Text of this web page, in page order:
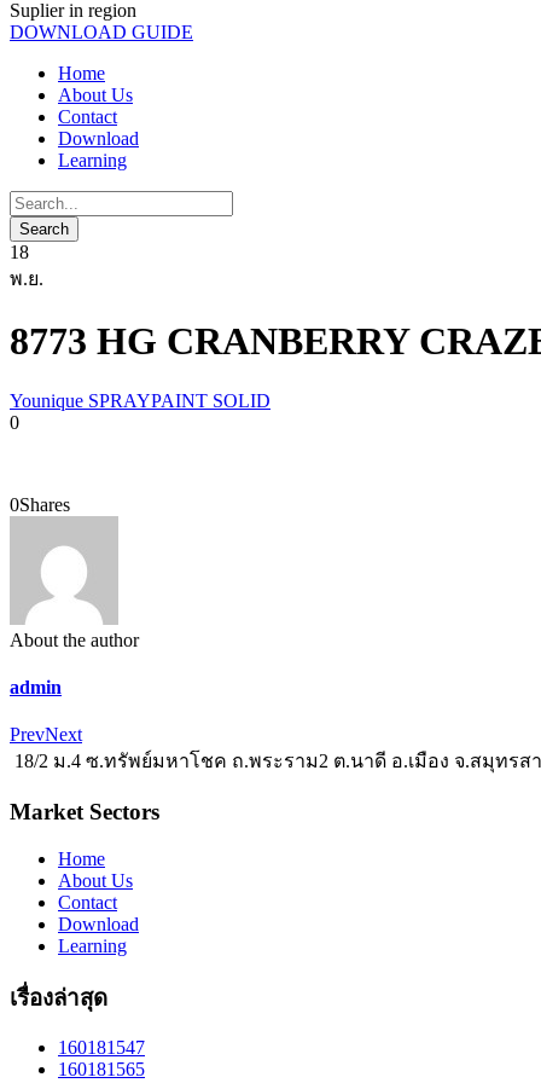
Suplier in region
DOWNLOAD GUIDE
Home
About Us
Contact
Download
Learning
18
พ.ย.
8773 HG CRANBERRY
Younique SPRAYPAINT SOLID
0
0Shares
About the author
admin
PrevNext
18/2 ม.4 ซ.ทรัพย์มหาโชค ถ.พระราม2 ต.นาดี อ.เมือง จ.สมุทรส
Market Sectors
Home
About Us
Contact
Download
Learning
เรื่องล่าสุด
160181547
160181565